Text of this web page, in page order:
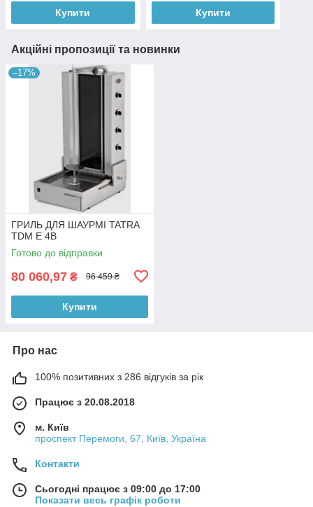
Купити Купити
Акційні пропозиції та новинки
–17%
ГРИЛЬ ДЛЯ ШАУРМІ TATRA
TDM E 4B
Готово до відправки
80 060,97 ₴ 96 459 ₴
Купити
Про нас
100% позитивних з 286 відгуків за рік
Працює з 20.08.2018
м. Київ
проспект Перемоги, 67, Київ, Україна
Контакти
Сьогодні працює з 09:00 до 17:00
Показати весь графік роботи